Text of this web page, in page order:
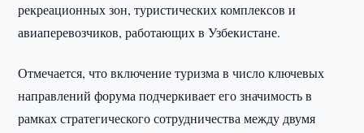
рекреационных зон, туристических комплексов и
авиаперевозчиков, работающих в Узбекистане.
Отмечается, что включение туризма в число ключевых
направлений форума подчеркивает его значимость в
рамках стратегического сотрудничества между двумя